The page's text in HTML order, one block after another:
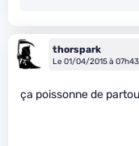
thorspark
Le 01/04/2015 à 07h43
ça poissonne de